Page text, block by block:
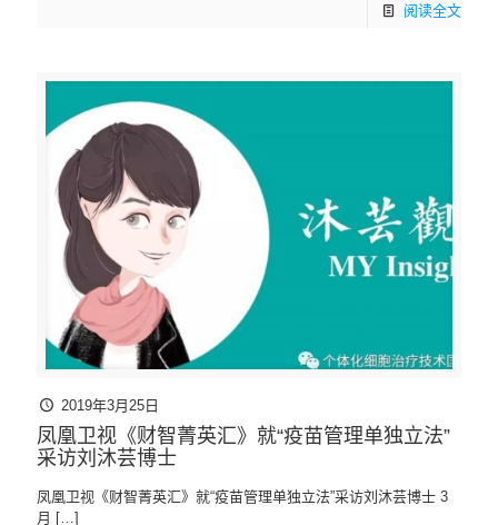
阅读全文
2019年3月25日
凤凰卫视《财智菁英汇》就“疫苗管理单独立法”
采访刘沐芸博士
凤凰卫视《财智菁英汇》就“疫苗管理单独立法”采访刘沐芸博士 3
月 […]